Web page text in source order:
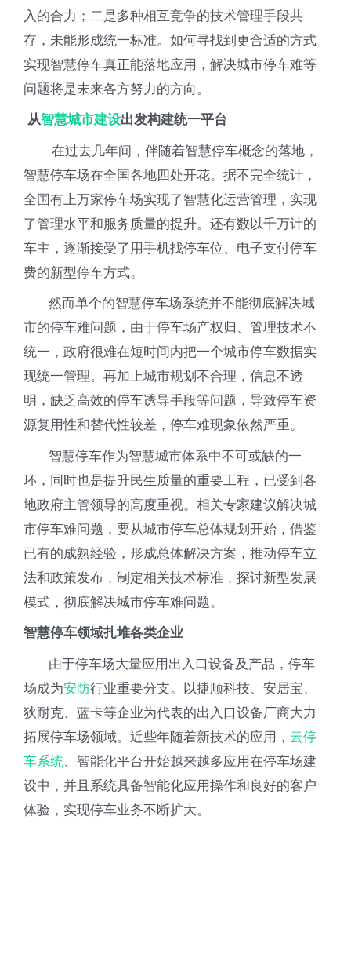
入的合力；二是多种相互竞争的技术管理手段共
存，未能形成统一标准。如何寻找到更合适的方式
实现智慧停车真正能落地应用，解决城市停车难等
问题将是未来各方努力的方向。
从智慧城市建设出发构建统一平台
在过去几年间，伴随着智慧停车概念的落地，
智慧停车场在全国各地四处开花。据不完全统计，
全国有上万家停车场实现了智慧化运营管理，实现
了管理水平和服务质量的提升。还有数以千万计的
车主，逐渐接受了用手机找停车位、电子支付停车
费的新型停车方式。
然而单个的智慧停车场系统并不能彻底解决城
市的停车难问题，由于停车场产权归、管理技术不
统一，政府很难在短时间内把一个城市停车数据实
现统一管理。再加上城市规划不合理，信息不透
明，缺乏高效的停车诱导手段等问题，导致停车资
源复用性和替代性较差，停车难现象依然严重。
智慧停车作为智慧城市体系中不可或缺的一
环，同时也是提升民生质量的重要工程，已受到各
地政府主管领导的高度重视。相关专家建议解决城
市停车难问题，要从城市停车总体规划开始，借鉴
已有的成熟经验，形成总体解决方案，推动停车立
法和政策发布，制定相关技术标准，探讨新型发展
模式，彻底解决城市停车难问题。
智慧停车领域扎堆各类企业
由于停车场大量应用出入口设备及产品，停车
场成为安防行业重要分支。以捷顺科技、安居宝、
狄耐克、蓝卡等企业为代表的出入口设备厂商大力
拓展停车场领域。近些年随着新技术的应用， 云停
车系统、智能化平台开始越来越多应用在停车场建
设中，并且系统具备智能化应用操作和良好的客户
体验，实现停车业务不断扩大。